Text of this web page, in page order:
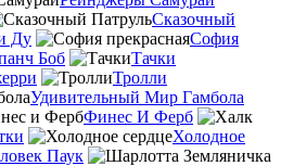
Сказочный
Ду
София
Боб
Тачки
Тролли
Удивительный Мир Гамбола
Финес И Ферб
Холодное
Паук